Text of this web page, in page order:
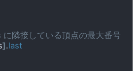
隣接している頂点の最大番号
].last